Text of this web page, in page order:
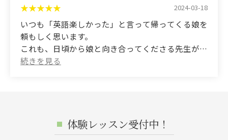
skills. I felt that it must be an English conversation
class where students are taught.
What moved me the most was the way the teacher
showed the most compassion for the students who
were unable to perform to their full potential
such as events in the classroom and stage
performances in the hall.
2024-03-18
いつも「英語楽しかった」と言って帰ってくる娘を
頼もしく思います。
これも、日頃から娘と向き合ってくださる先生がい
てくださるからだと思います。
I feel reassured that my daughter always comes
home saying, "English was fun."
体験レッスン受付中！